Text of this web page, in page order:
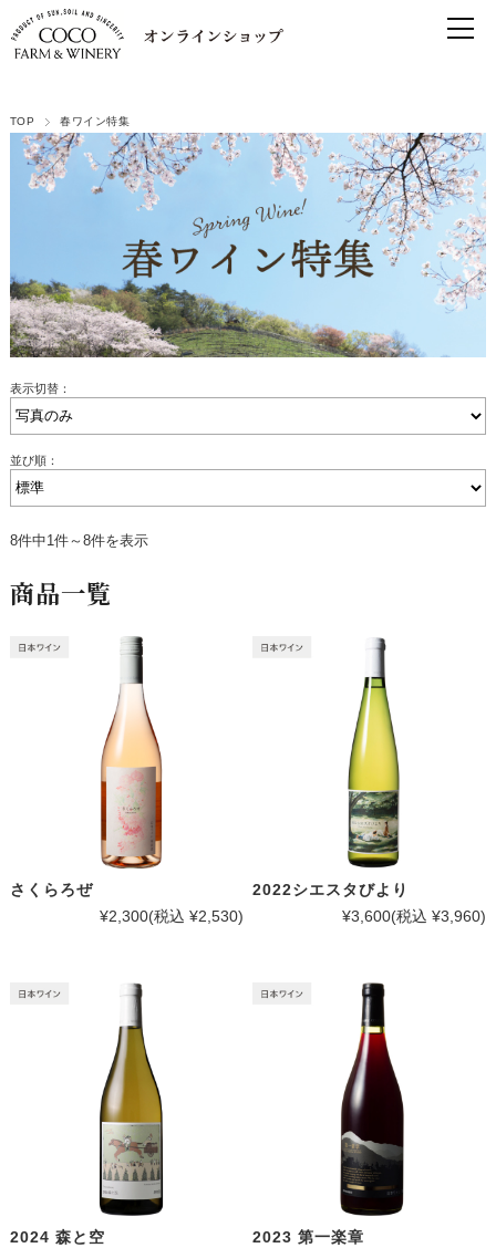
TOP 春ワイン特集
表示切替：
並び順：
8件中1件～8件を表示
商品一覧
さくらろぜ
¥2,300(税込 ¥2,530)
2022シエスタびより
¥3,600(税込 ¥3,960)
2024 森と空
2023 第一楽章